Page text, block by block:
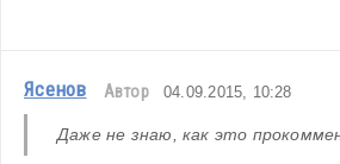
Ясенов Автор 04.09.2015, 10:28
Даже не знаю, как это